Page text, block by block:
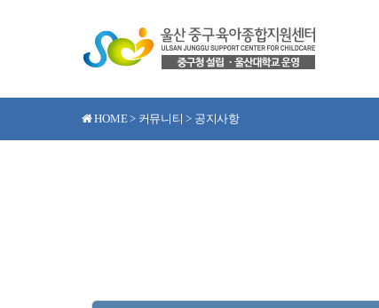
HOME > 커뮤니티 > 공지사항